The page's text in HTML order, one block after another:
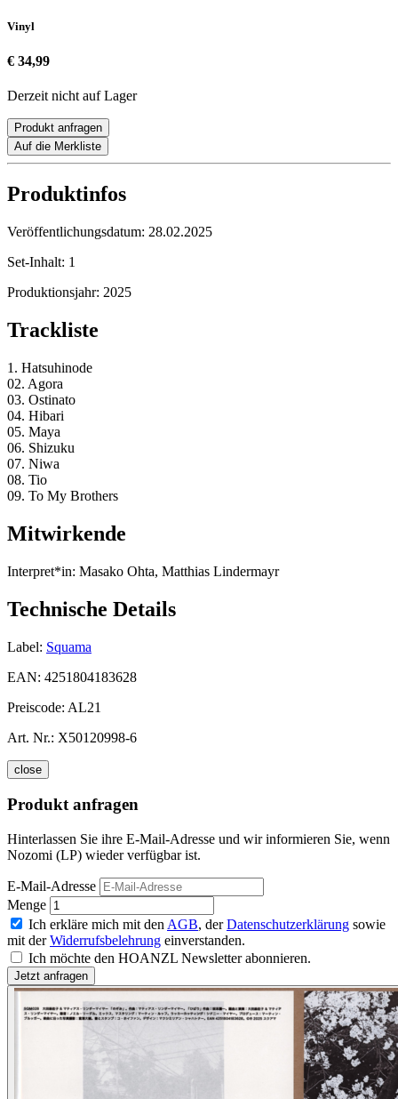
Vinyl
€ 34,99
Derzeit nicht auf Lager
Produkt anfragen
Auf die Merkliste
Produktinfos
Veröffentlichungsdatum: 28.02.2025
Set-Inhalt: 1
Produktionsjahr: 2025
Trackliste
1. Hatsuhinode
02. Agora
03. Ostinato
04. Hibari
05. Maya
06. Shizuku
07. Niwa
08. Tio
09. To My Brothers
Mitwirkende
Interpret*in: Masako Ohta, Matthias Lindermayr
Technische Details
Label: Squama
EAN: 4251804183628
Preiscode: AL21
Art. Nr.: X50120998-6
close
Produkt anfragen
Hinterlassen Sie ihre E-Mail-Adresse und wir informieren Sie, wenn
Nozomi (LP) wieder verfügbar ist.
E-Mail-Adresse
Menge
Ich erkläre mich mit den AGB, derDatenschutzerklärung sowie
mit derWiderrufsbelehrung einverstanden.
Ich möchte den HOANZL Newsletter abonnieren.